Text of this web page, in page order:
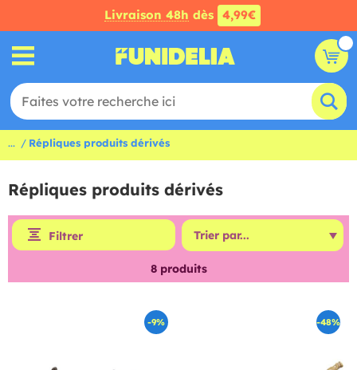
Livraison 48h dès 4,99€
... Répliques produits dérivés
Répliques produits dérivés
Filtrer
8produits
-9% -48%